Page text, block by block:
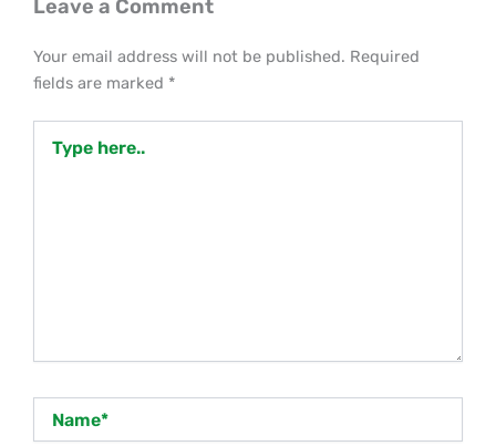
Leave a Comment
Your email address will not be published. Required
fields are marked *
here..